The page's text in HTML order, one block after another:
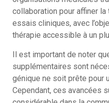
collaboration pour affiner
essais cliniques, avec
thérapie accessible à un
Il est important de noter
supplémentaires sont
génique ne soit prête pour
Cependant, ces avancées